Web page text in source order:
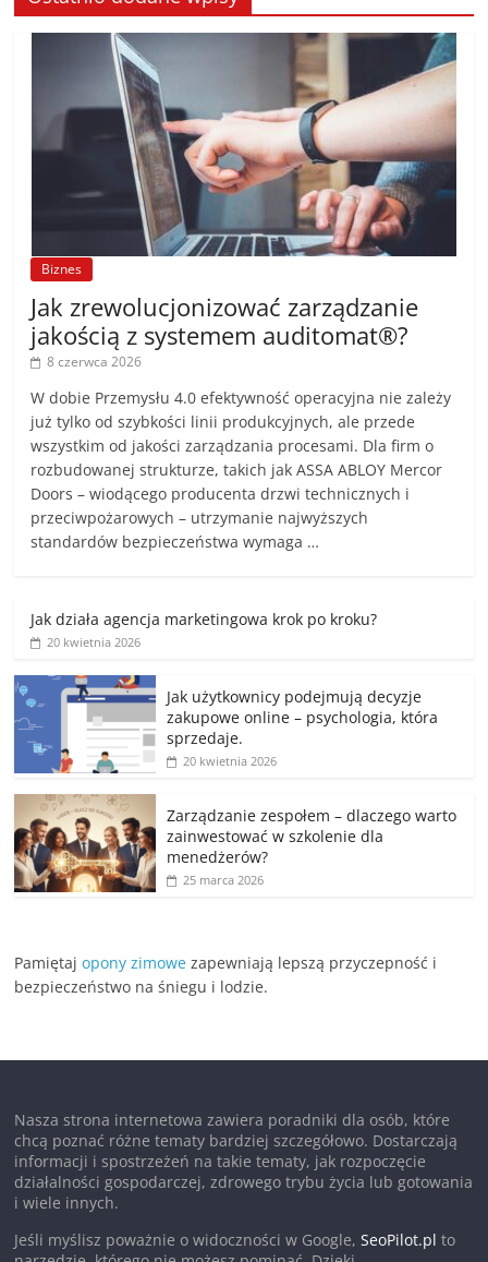
Biznes
Jak zrewolucjonizować zarządzanie
jakością z systemem auditomat®?
8 czerwca 2026
W dobie Przemysłu 4.0 efektywność operacyjna nie zależy
już tylko od szybkości linii produkcyjnych, ale przede
wszystkim od jakości zarządzania procesami. Dla firm o
rozbudowanej strukturze, takich jak ASSA ABLOY Mercor
Doors – wiodącego producenta drzwi technicznych i
przeciwpożarowych – utrzymanie najwyższych
standardów bezpieczeństwa wymaga …
Jak działa agencja marketingowa krok po kroku?
20 kwietnia 2026
Jak użytkownicy podejmują decyzje
zakupowe online – psychologia, która
sprzedaje.
20 kwietnia 2026
Zarządzanie zespołem – dlaczego warto
zainwestować w szkolenie dla
menedżerów?
25 marca 2026
Pamiętajopony zimowe zapewniają lepszą przyczepność i
bezpieczeństwo na śniegu i lodzie.
Nasza strona internetowa zawiera poradniki dla osób, które
chcą poznać różne tematy bardziej szczegółowo. Dostarczają
informacji i spostrzeżeń na takie tematy, jak rozpoczęcie
działalności gospodarczej, zdrowego trybu życia lub gotowania
i wiele innych.
Jeśli myślisz poważnie o widoczności w Google,SeoPilot.pl to